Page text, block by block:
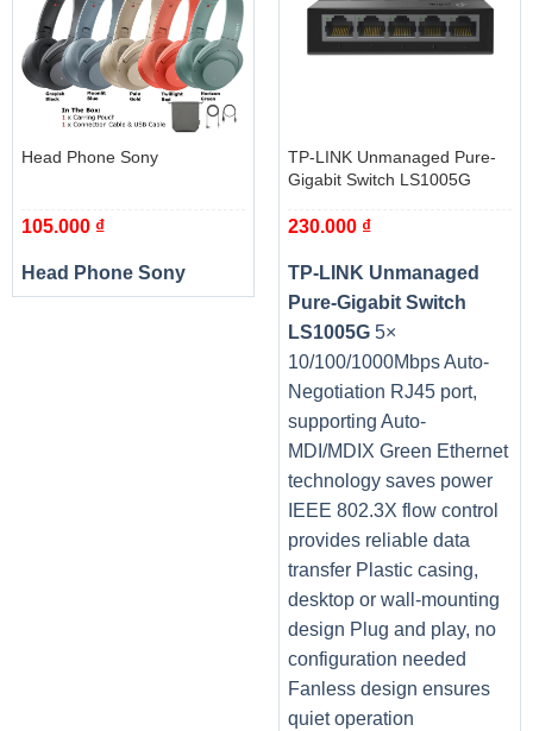
Head Phone Sony
105.000 ₫
Head Phone Sony
TP-LINK Unmanaged Pure-
Gigabit Switch LS1005G
230.000 ₫
TP-LINK Unmanaged
Pure-Gigabit Switch
LS1005G5×
10/100/1000Mbps Auto-
Negotiation RJ45 port,
supporting Auto-
MDI/MDIX Green Ethernet
technology saves power
IEEE 802.3X flow control
provides reliable data
transfer Plastic casing,
desktop or wall-mounting
design Plug and play, no
configuration needed
Fanless design ensures
quiet operation